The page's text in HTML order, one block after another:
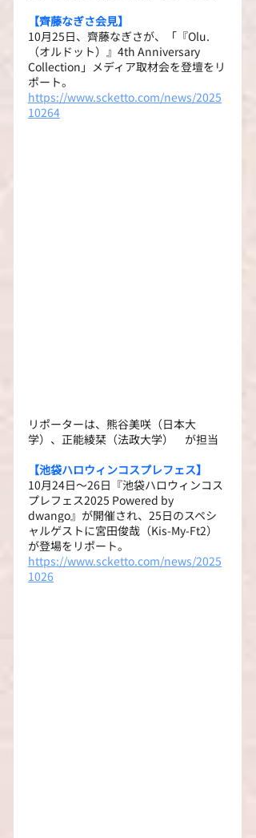
【齊藤なぎさ会見】
10月25日、齊藤なぎさが、「『Olu.
（オルドット）』4th Anniversary
Collection」メディア取材会を登壇をリ
ポート。
https://www.scketto.com/news/2025
10264
リポーターは、熊谷美咲（日本大
学）、正能綾栞（法政大学）　が担当
【池袋ハロウィンコスプレフェス】
10月24日～26日『池袋ハロウィンコス
プレフェス2025 Powered by
dwango』が開催され、25日のスペシ
ャルゲストに宮田俊哉（Kis-My-Ft2）
が登場をリポート。
https://www.scketto.com/news/2025
1026